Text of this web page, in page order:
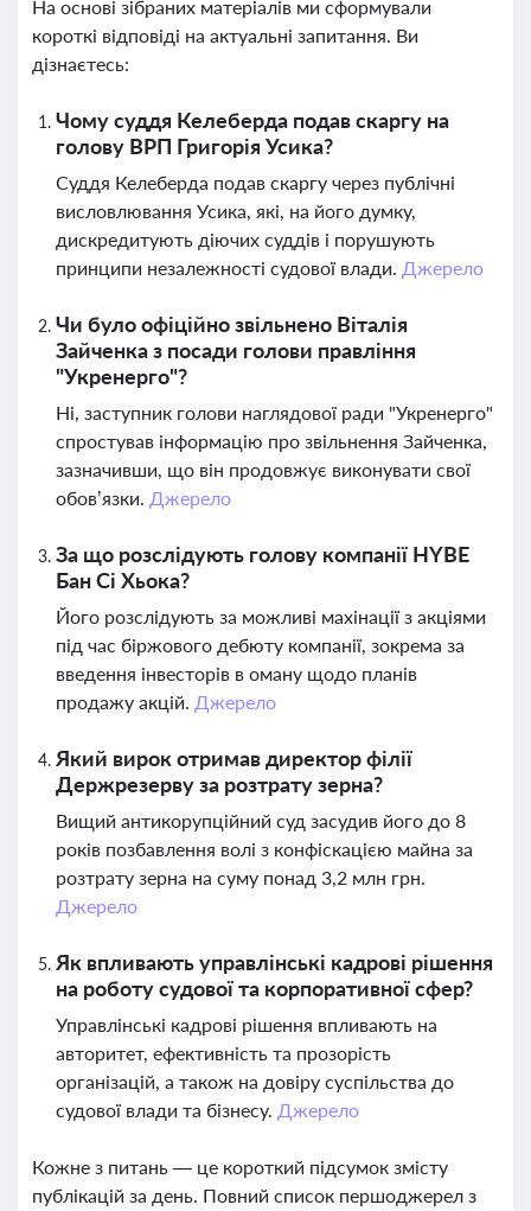
На основі зібраних матеріалів ми сформували
короткі відповіді на актуальні запитання. Ви
дізнаєтесь:
Чому суддя Келеберда подав скаргу на
голову ВРП Григорія Усика?
Суддя Келеберда подав скаргу через публічні
висловлювання Усика, які, на його думку,
дискредитують діючих суддів і порушують
принципи незалежності судової влади. Джерело
Чи було офіційно звільнено Віталія
Зайченка з посади голови правління
"Укренерго"?
Ні, заступник голови наглядової ради "Укренерго"
спростував інформацію про звільнення Зайченка,
зазначивши, що він продовжує виконувати свої
обов’язки. Джерело
За що розслідують голову компанії HYBE
Бан Сі Хьока?
Його розслідують за можливі махінації з акціями
під час біржового дебюту компанії, зокрема за
введення інвесторів в оману щодо планів
продажу акцій. Джерело
Який вирок отримав директор філії
Держрезерву за розтрату зерна?
Вищий антикорупційний суд засудив його до 8
років позбавлення волі з конфіскацією майна за
розтрату зерна на суму понад 3,2 млн грн.
Джерело
Як впливають управлінські кадрові рішення
на роботу судової та корпоративної сфер?
Управлінські кадрові рішення впливають на
авторитет, ефективність та прозорість
організацій, а також на довіру суспільства до
судової влади та бізнесу. Джерело
Кожне з питань — це короткий підсумок змісту
публікацій за день. Повний список першоджерел з